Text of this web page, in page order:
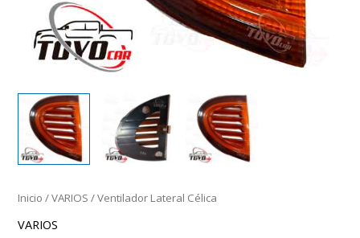
Inicio /VARIOS / Ventilador Lateral Célica
VARIOS